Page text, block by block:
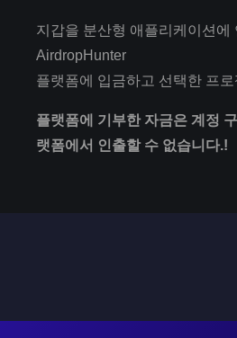
지갑을 분산형 애플리케이션에
AirdropHunter
플랫폼에 입금하고 선택한 프
플랫폼에 기부한 자금은 계정
랫폼에서 인출할 수 없습니다.!